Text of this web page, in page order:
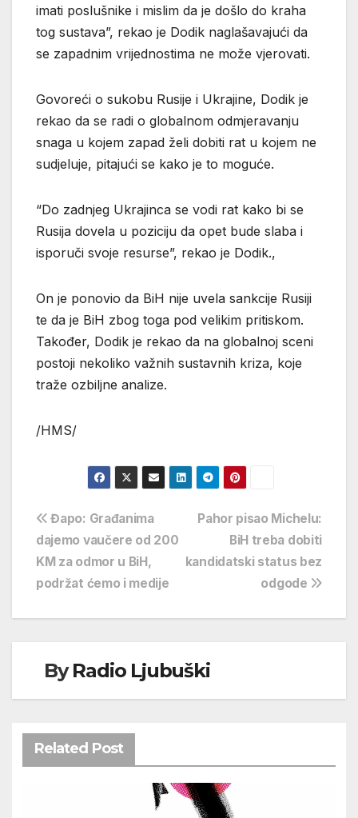
imati poslušnike i mislim da je došlo do kraha
tog sustava”, rekao je Dodik naglašavajući da
se zapadnim vrijednostima ne može vjerovati.
Govoreći o sukobu Rusije i Ukrajine, Dodik je
rekao da se radi o globalnom odmjeravanju
snaga u kojem zapad želi dobiti rat u kojem ne
sudjeluje, pitajući se kako je to moguće.
“Do zadnjeg Ukrajinca se vodi rat kako bi se
Rusija dovela u poziciju da opet bude slaba i
isporuči svoje resurse”, rekao je Dodik.,
On je ponovio da BiH nije uvela sankcije Rusiji
te da je BiH zbog toga pod velikim pritiskom.
Također, Dodik je rekao da na globalnoj sceni
postoji nekoliko važnih sustavnih kriza, koje
traže ozbiljne analize.
/HMS/
Navigacija
objava
Pahor pisao Michelu:
BiH treba dobiti
kandidatski status bez
odgode
Đapo: Građanima
dajemo vaučere od 200
KM za odmor u BiH,
podržat ćemo i medije
ByRadio Ljubuški
Related Post